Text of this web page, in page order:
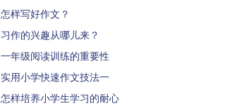
怎样写好作文？
习作的兴趣从哪儿来？
一年级阅读训练的重要性
实用小学快速作文技法一
怎样培养小学生学习的耐心